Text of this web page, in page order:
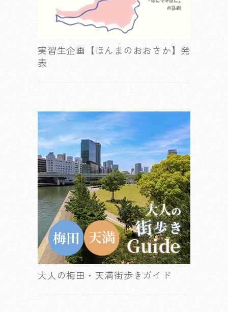
実習生企画【ほんまのおおさか】発
表
大人の梅田・天満街歩きガイド